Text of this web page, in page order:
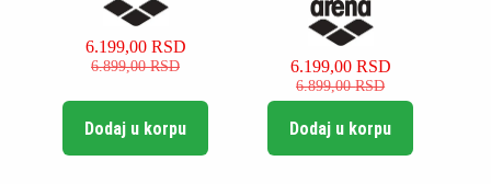
6.899,00RSD
Originalna
je
bila:
6.899,00 RSD.
6.199,00 RSD
Trenutna
je:
6.199,00 RSD.
Dodaj u korpu
6.899,00RSD
Originalna
cena
je
6.199,00 RSD
Trenutna
cena
je:
6.199,00 RSD.
Dodaj u korpu